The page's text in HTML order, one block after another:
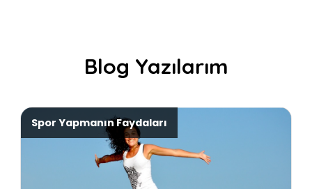
Blog Yazılarım
Spor Yapmanın Faydaları